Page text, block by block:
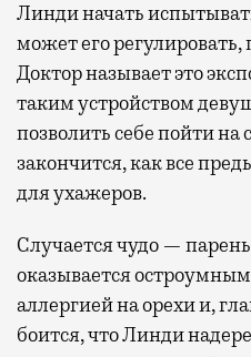
Линди начать
может его
Доктор называет это
таким устройством
позволить себе пойти на
закончится, как все
для ухажеров.
Случается чудо —
оказывается
аллергией на орехи и,
боится, что Линди